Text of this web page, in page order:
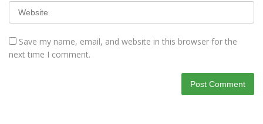
Save my name, email, and website in this browser for the
next time I comment.